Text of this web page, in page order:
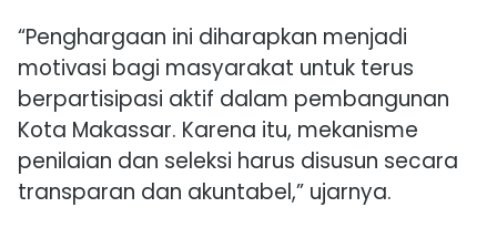
“Penghargaan ini diharapkan menjadi
motivasi bagi masyarakat untuk terus
berpartisipasi aktif dalam pembangunan
Kota Makassar. Karena itu, mekanisme
penilaian dan seleksi harus disusun secara
transparan dan akuntabel,” ujarnya.